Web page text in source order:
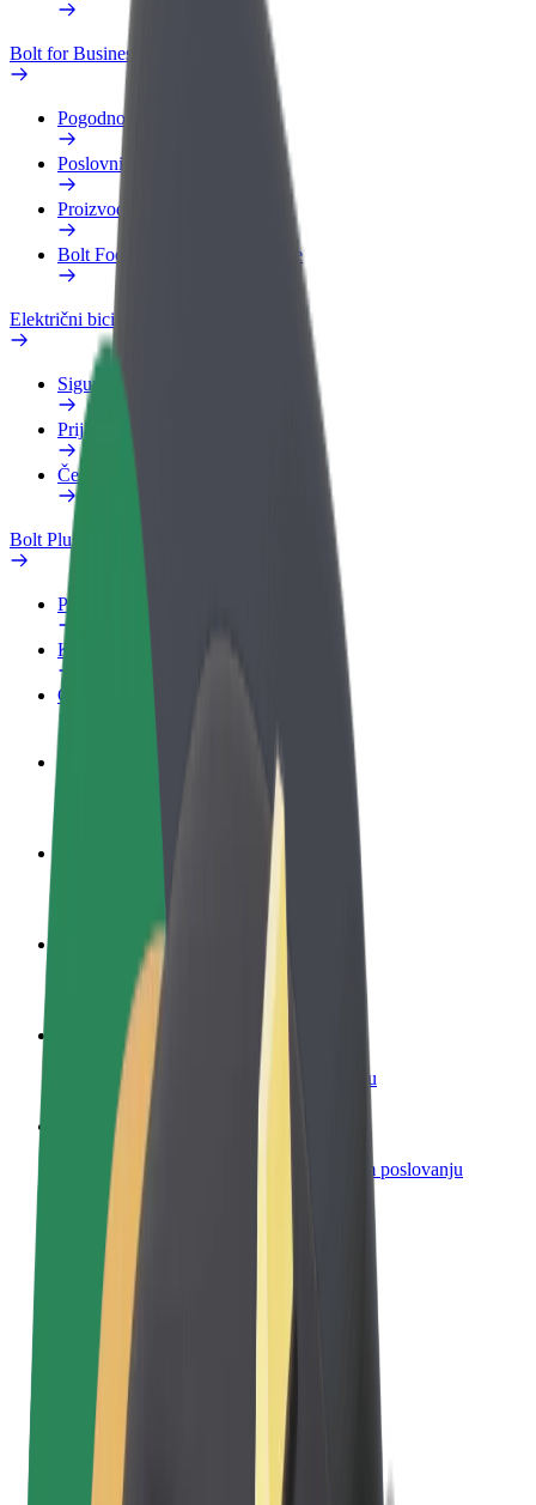
Bolt for Business
Pogodnosti
Poslovni profil
Proizvodi
Bolt Food za poslovne korisnike
Električni bicikli
Sigurnosni laboratorij
Prijavi problem
Često postavljana pitanja
Bolt Plus
Pogodnosti
Kako se pridružiti
Često postavljana pitanja
Zarađuj po vlastitim uvjetima
Dostavljaj hranu i primaj tjedne isplate
Dodaj restoran ili trgovinu
Dosegni više kupaca i povećaj zaradu
Registriraj se kao vlasnik flote
Dodaj svoju flotu na Bolt i povećaj zaradu
Bolt for Business
Bolt proizvodi i usluge prilagođeni tvojem poslovanju
Uvjeti i odredbe
Privatnost
Kolačići
© 2026 Bolt Technology OÜ
Proizvodi